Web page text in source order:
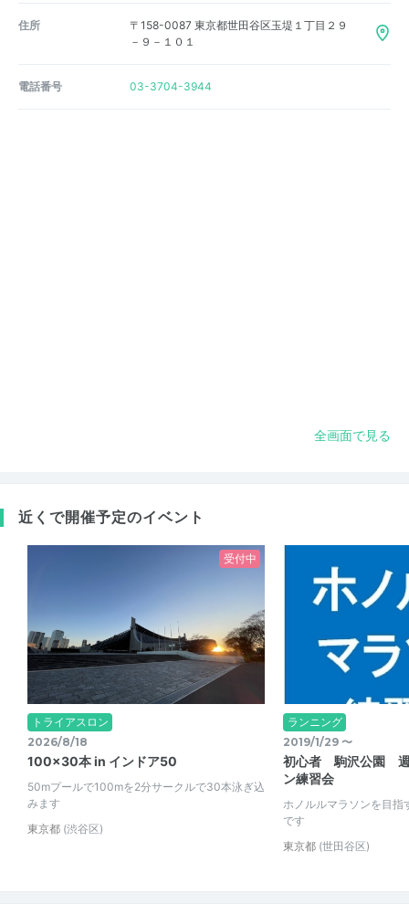
住所
〒158-0087 東京都世田谷区玉堤１丁目２９
－９－１０１
電話番号 03-3704-3944
全画面で見る
近くで開催予定のイベント
受付中
トライアスロン
2026/8/18
100×30本 in インドア50
50mプールで100mを2分サークルで30本泳ぎ込
みます
東京都 (渋谷区)
ランニング
2019/1/29 〜
初心者 駒沢公園 週
ン練習会
ホノルルマラソンを目指
です
東京都 (世田谷区)